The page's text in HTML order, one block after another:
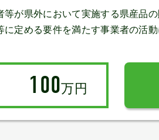
が県外において実施する県産品
定める要件を満たす事業者の活
100万円